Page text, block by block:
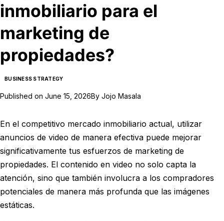
inmobiliario para el
marketing de
propiedades?
BUSINESS STRATEGY
Published on June 15, 2026By Jojo Masala
En el competitivo mercado inmobiliario actual, utilizar
anuncios de video de manera efectiva puede mejorar
significativamente tus esfuerzos de marketing de
propiedades. El contenido en video no solo capta la
atención, sino que también involucra a los compradores
potenciales de manera más profunda que las imágenes
estáticas.